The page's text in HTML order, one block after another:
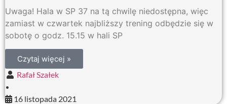
Uwaga! Hala w SP 37 na tą chwilę niedostępna, więc
zamiast w czwartek najbliższy trening odbędzie się w
sobotę o godz. 15.15 w hali SP
Czytaj więcej »
Rafał Szałek
•
16 listopada 2021